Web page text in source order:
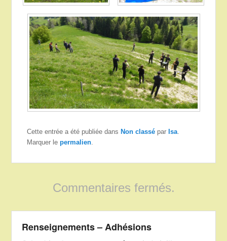
Cette entrée a été publiée dans Non classé par Isa
Marquer lepermalien
Commentaires fermés.
Renseignements – Adhésions